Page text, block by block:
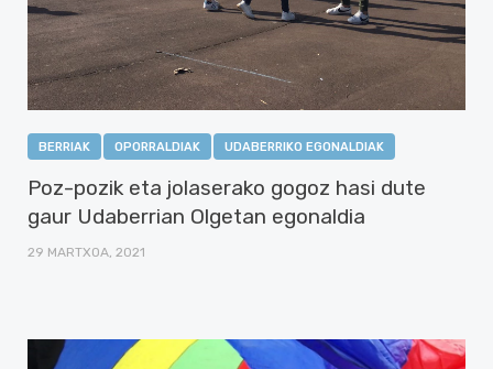
BERRIAK OPORRALDIAK UDABERRIKO EGONALDIAK
Poz-pozik eta jolaserako gogoz hasi dute
gaur Udaberrian Olgetan egonaldia
29 MARTXOA, 2021